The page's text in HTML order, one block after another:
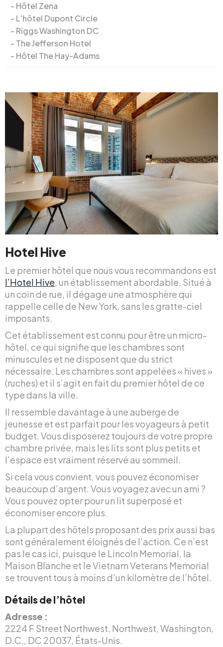
Hôtel Zena
L’hôtel Dupont Circle
Riggs Washington DC
The Jefferson Hotel
Hôtel The Hay-Adams
Hotel Hive
Le premier hôtel que nous vous recommandons est
l’Hotel Hive, un établissement abordable. Situé à
un coin de rue, il dégage une atmosphère qui
rappelle celle de New York, sans les gratte-ciel
imposants.
Cet établissement est connu pour être un micro-
hôtel, ce qui signifie que les chambres sont
minuscules et ne disposent que du strict
nécessaire. Les chambres sont appelées « hives »
(ruches) et il s’agit en fait du premier hôtel de ce
type dans la ville.
Il ressemble davantage à une auberge de
jeunesse et est parfait pour les voyageurs à petit
budget. Vous disposerez toujours de votre propre
chambre privée, mais les lits sont plus petits et
l’espace est vraiment réservé au sommeil.
Si cela vous convient, vous pouvez économiser
beaucoup d’argent. Vous voyagez avec un ami ?
Vous pouvez opter pour un lit superposé et
économiser encore plus.
La plupart des hôtels proposant des prix aussi bas
sont généralement éloignés de l’action. Ce n’est
pas le cas ici, puisque le Lincoln Memorial, la
Maison Blanche et le Vietnam Veterans Memorial
se trouvent tous à moins d’un kilomètre de l’hôtel.
Détails de l’hôtel
Adresse :
2224 F Street Northwest, Northwest, Washington,
D.C., DC 20037, États-Unis.